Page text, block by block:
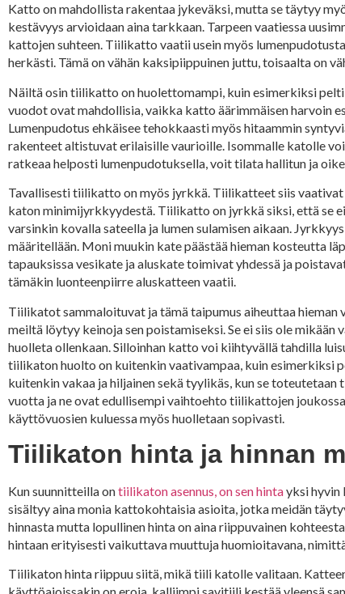
Katto on mahdollista rakentaa jykeväksi, mutta se täytyy
kestävyys arvioidaan aina tarkkaan. Tarpeen vaatiessa
kattojen suhteen. Tiilikatto vaatii usein myös
herkästi. Tämä on vähän kaksipiippuinen juttu, toisaalta on
Näiltä osin tiilikatto on huolettomampi, kuin esimerkiksi
vuodot ovat mahdollisia, vaikka katto äärimmäisen harvoin
Lumenpudotus ehkäisee tehokkaasti myös hitaammin
rakenteet altistuvat erilaisille vaurioille. Isommalle katolle
ratkeaa helposti lumenpudotuksella, voit tilata hallitun ja
Tavallisesti tiilikatto on myös jyrkkä. Tiilikatteet siis
katon minimijyrkkyydestä. Tiilikatto on jyrkkä siksi, että se
varsinkin kovalla sateella ja lumen sulamisen aikaan.
määritellään. Moni muukin kate päästää hieman kosteutta
tapauksissa vesikate ja aluskate toimivat yhdessä ja
tämäkin luonteenpiirre aluskatteen vaatii.
Tiilikatot sammaloituvat ja tämä taipumus aiheuttaa hieman
meiltä löytyy keinoja sen poistamiseksi. Se ei siis ole
huolleta ollenkaan. Silloinhan katto voi kiihtyvällä tahdilla
tiilikaton huolto on kuitenkin vaativampaa, kuin
kuitenkin vakaa ja hiljainen sekä tyylikäs, kun se
vuotta ja ne ovat edullisempi vaihtoehto tiilikattojen
käyttövuosien kuluessa myös huolletaan sopivasti.
Tiilikaton hinta ja hinnan
Kun suunnitteilla ontiilikaton asennus, on sen hintayksi hyvin
sisältyy aina monia kattokohtaisia asioita, jotka meidän
hinnasta mutta lopullinen hinta on aina riippuvainen
hintaan erityisesti vaikuttava muuttuja huomioitavana,
Tiilikaton hinta riippuu siitä, mikä tiili katolle valitaan.